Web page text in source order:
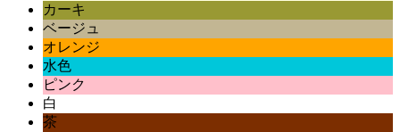
カーキ
ベージュ
オレンジ
水色
ピンク
白
茶